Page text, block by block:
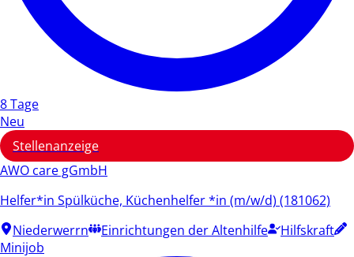
8 Tage
Neu
Stellenanzeige
AWO care gGmbH
Helfer*in Spülküche, Küchenhelfer *in (m/w/d) (181062)
Niederwerrn
Einrichtungen der Altenhilfe
Hilfskraft
Minijob